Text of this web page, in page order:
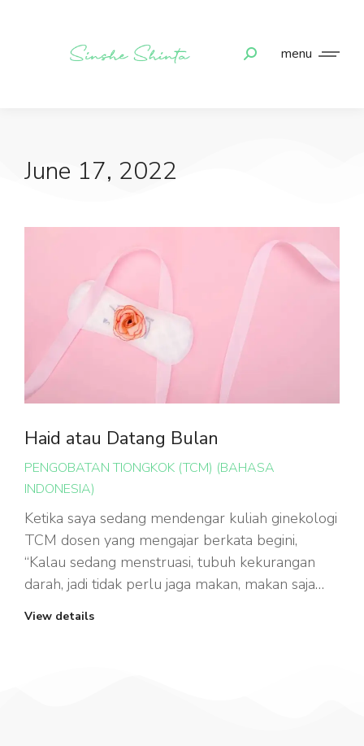
menu
June 17, 2022
Haid atau Datang Bulan
PENGOBATAN TIONGKOK (TCM) (BAHASA
INDONESIA)
Ketika saya sedang mendengar kuliah ginekologi
TCM dosen yang mengajar berkata begini,
“Kalau sedang menstruasi, tubuh kekurangan
darah, jadi tidak perlu jaga makan, makan saja…
View details